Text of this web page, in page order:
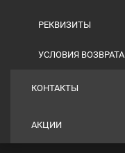
РЕКВИЗИТЫ
УСЛОВИЯ ВОЗВРАТА
КОНТАКТЫ
АКЦИИ